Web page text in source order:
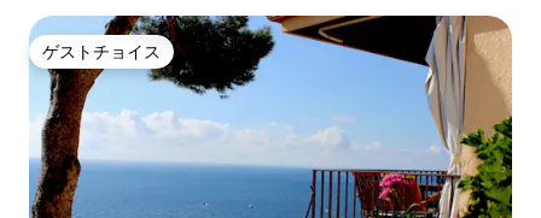
ゲストチョイス
ゲストチョイス